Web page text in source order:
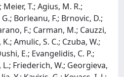
T.; Agius, M. R.;
Borleanu, F.; Brnovic, D.;
F.; Carman, M.; Cauzzi,
Amulic, S. C.; Czuba, W.;
E.; Evangelidis, C. P.;
Friederich, W.; Georgieva,